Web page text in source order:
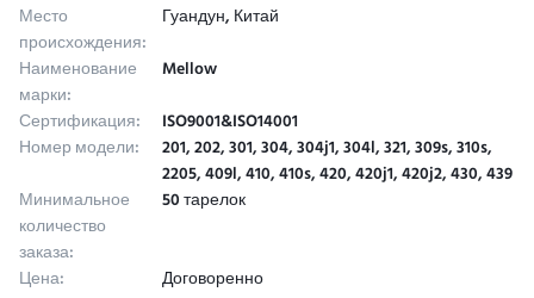
Место
происхождения:
Гуандун, Китай
Наименование
марки:
Mellow
Сертификация:
ISO9001&ISO14001
Номер модели: 201, 202, 301, 304, 304j1, 304l, 321, 309s, 310s,
2205, 409l, 410, 410s, 420, 420j1, 420j2, 430, 439
Минимальное
количество
заказа:
50 тарелок
Цена: Договоренно